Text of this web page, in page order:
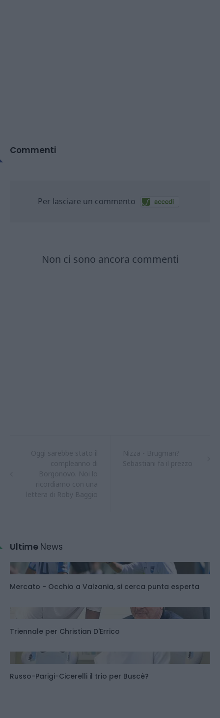
Commenti
Ultime News
Mercato - Occhio a Valzania, si cerca punta esperta
Triennale per Christian D'Errico
Russo-Parigi-Cicerelli il trio per Buscè?